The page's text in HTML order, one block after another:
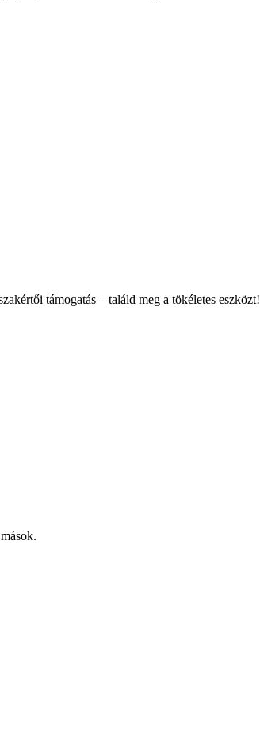
támogatás – találd meg a tökéletes eszközt!